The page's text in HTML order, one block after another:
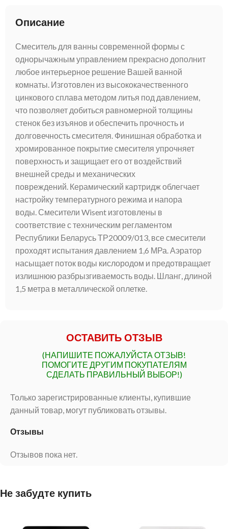
Описание
Смеситель для ванны современной формы с
однорычажным управлением прекрасно дополнит
любое интерьерное решение Вашей ванной
комнаты. Изготовлен из высококачественного
цинкового сплава методом литья под давлением,
что позволяет добиться равномерной толщины
стенок без изъянов и обеспечить прочность и
долговечность смесителя. Финишная обработка и
хромированное покрытие смесителя упрочняет
поверхность и защищает его от воздействий
внешней среды и механических
повреждений. Керамический картридж облегчает
настройку температурного режима и напора
воды. Смесители Wisent изготовлены в
соответствие с техническим регламентом
Республики Беларусь ТР20009/013, все смесители
проходят испытания давлением 1,6 МРа. Аэратор
насыщает поток воды кислородом и предотвращает
излишнюю разбрызгиваемость воды. Шланг, длиной
1,5 метра в металлической оплетке.
ОСТАВИТЬ ОТЗЫВ
(НАПИШИТЕ ПОЖАЛУЙСТА ОТЗЫВ!
ПОМОГИТЕ ДРУГИМ ПОКУПАТЕЛЯМ
СДЕЛАТЬ ПРАВИЛЬНЫЙ ВЫБОР!)
Отзывы
Отзывов пока нет.
Только зарегистрированные клиенты, купившие
данный товар, могут публиковать отзывы.
Не забудте купить